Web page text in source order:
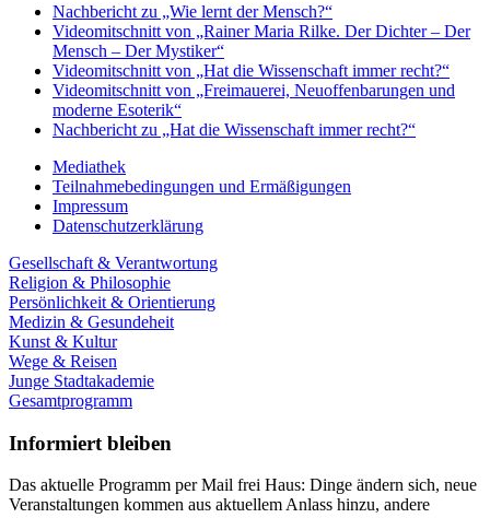
Nachbericht zu „Wie lernt der Mensch?“
Videomitschnitt von „Rainer Maria Rilke. Der Dichter – Der
Mensch – Der Mystiker“
Videomitschnitt von „Hat die Wissenschaft immer recht?“
Videomitschnitt von „Freimauerei, Neuoffenbarungen und
moderne Esoterik“
Nachbericht zu „Hat die Wissenschaft immer recht?“
Mediathek
Teilnahmebedingungen und Ermäßigungen
Impressum
Datenschutzerklärung
Gesellschaft & Verantwortung
Religion & Philosophie
Persönlichkeit & Orientierung
Medizin & Gesundeheit
Kunst & Kultur
Wege & Reisen
Junge Stadtakademie
Gesamtprogramm
Informiert bleiben
Das aktuelle Programm per Mail frei Haus: Dinge ändern sich, neue
Veranstaltungen kommen aus aktuellem Anlass hinzu, andere